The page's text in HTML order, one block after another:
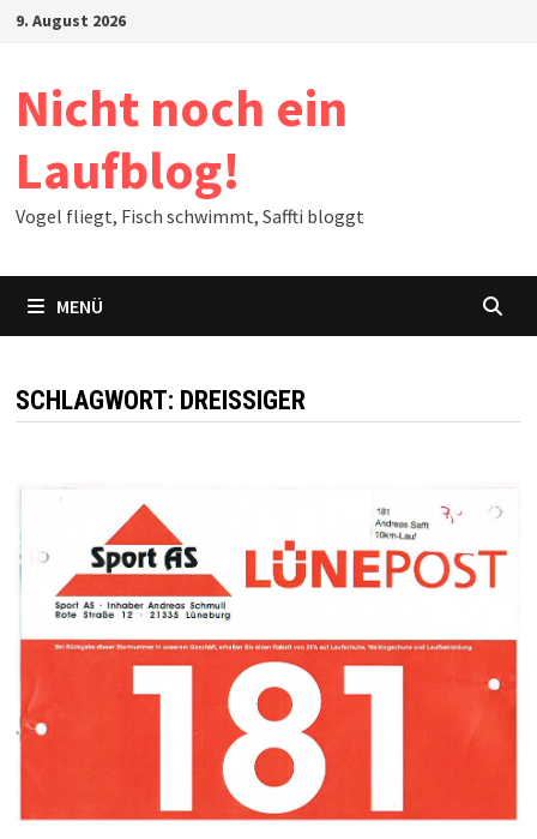
Zum9. August 2026
Nicht noch ein
Laufblog!
Vogel fliegt, Fisch schwimmt, Saffti bloggt
MENÜ
SCHLAGWORT: DREISSIGER